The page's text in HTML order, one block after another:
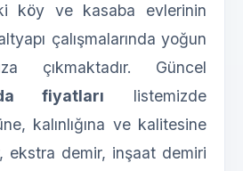
köy ve kasaba evlerinin
çalışmalarında yoğun
çıkmaktadır. Güncel
fiyatları listemizde
kalınlığına ve kalitesine
ekstra demir, inşaat demiri